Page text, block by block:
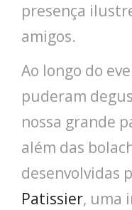
presença
amigos.
Ao longo do
puderam
nossa grande
além das
desenvolvidas
Patissier, uma